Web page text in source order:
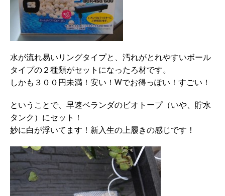
水が流れ易いリングタイプと、汚れがとれやすいボール
タイプの２種類がセットになったろ材です。
しかも３００円未満！安い！Wでお得っぽい！すごい！
ということで、早速ベランダのビオトープ（いや、貯水
タンク）にセット！
妙に白が浮いてます！新入生の上履きの感じです！